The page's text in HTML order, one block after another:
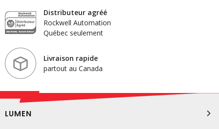
Distributeur agréé
Rockwell Automation
Québec seulement
Livraison rapide
partout au Canada
LUMEN